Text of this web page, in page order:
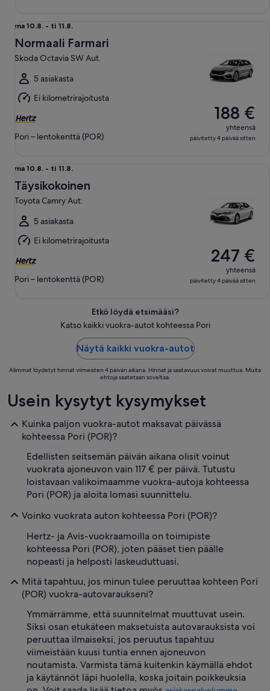
ma
10.8.
viiva
ti
11.8.
ma 10.8. - ti 11.8.
Normaali Farmari
Skoda Octavia SW Aut.
5 asiakasta
Ei kilometrirajoitusta
Pori – lentokenttä (POR)
188 €
yhteensä
päivitetty 4 päivää sitten
ma
10.8.
viiva
ti
11.8.
ma 10.8. - ti 11.8.
Täysikokoinen
Toyota Camry Aut.
5 asiakasta
Ei kilometrirajoitusta
Pori – lentokenttä (POR)
247 €
yhteensä
päivitetty 4 päivää sitten
Etkö löydä etsimääsi?
Katso kaikki vuokra-autot kohteessa Pori
Näytä kaikki vuokra-autot
Alimmat löydetyt hinnat viimeisten 4 päivän aikana. Hinnat ja saatavuus voivat muuttua. Muita
ehtoja saatetaan soveltaa.
Usein kysytyt kysymykset
Kuinka paljon vuokra-autot maksavat päivässä
kohteessa Pori (POR)?
Edellisten seitsemän päivän aikana olisit voinut
vuokrata ajoneuvon vain 117 € per päivä. Tutustu
loistavaan valikoimaamme vuokra-autoja kohteessa
Pori (POR) ja aloita lomasi suunnittelu.
Voinko vuokrata auton kohteessa Pori (POR)?
Hertz- ja Avis-vuokraamoilla on toimipiste
kohteessa Pori (POR), joten pääset tien päälle
nopeasti ja helposti laskeuduttuasi.
Mitä tapahtuu, jos minun tulee peruuttaa kohteen Pori
(POR) vuokra-autovaraukseni?
Ymmärrämme, että suunnitelmat muuttuvat usein.
Siksi osan etukäteen maksetuista autovarauksista voi
peruuttaa ilmaiseksi, jos peruutus tapahtuu
viimeistään kuusi tuntia ennen ajoneuvon
noutamista. Varmista tämä kuitenkin käymällä ehdot
ja käytännöt läpi huolella, koska joitain poikkeuksia